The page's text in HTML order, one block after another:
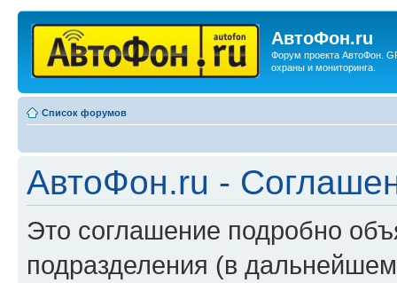
АвтоФон.ru
Форум проекта АвтоФон.
охраны и мониторинга.
Список форумов
АвтоФон.ru -
Это соглашение подробно
подразделения (в